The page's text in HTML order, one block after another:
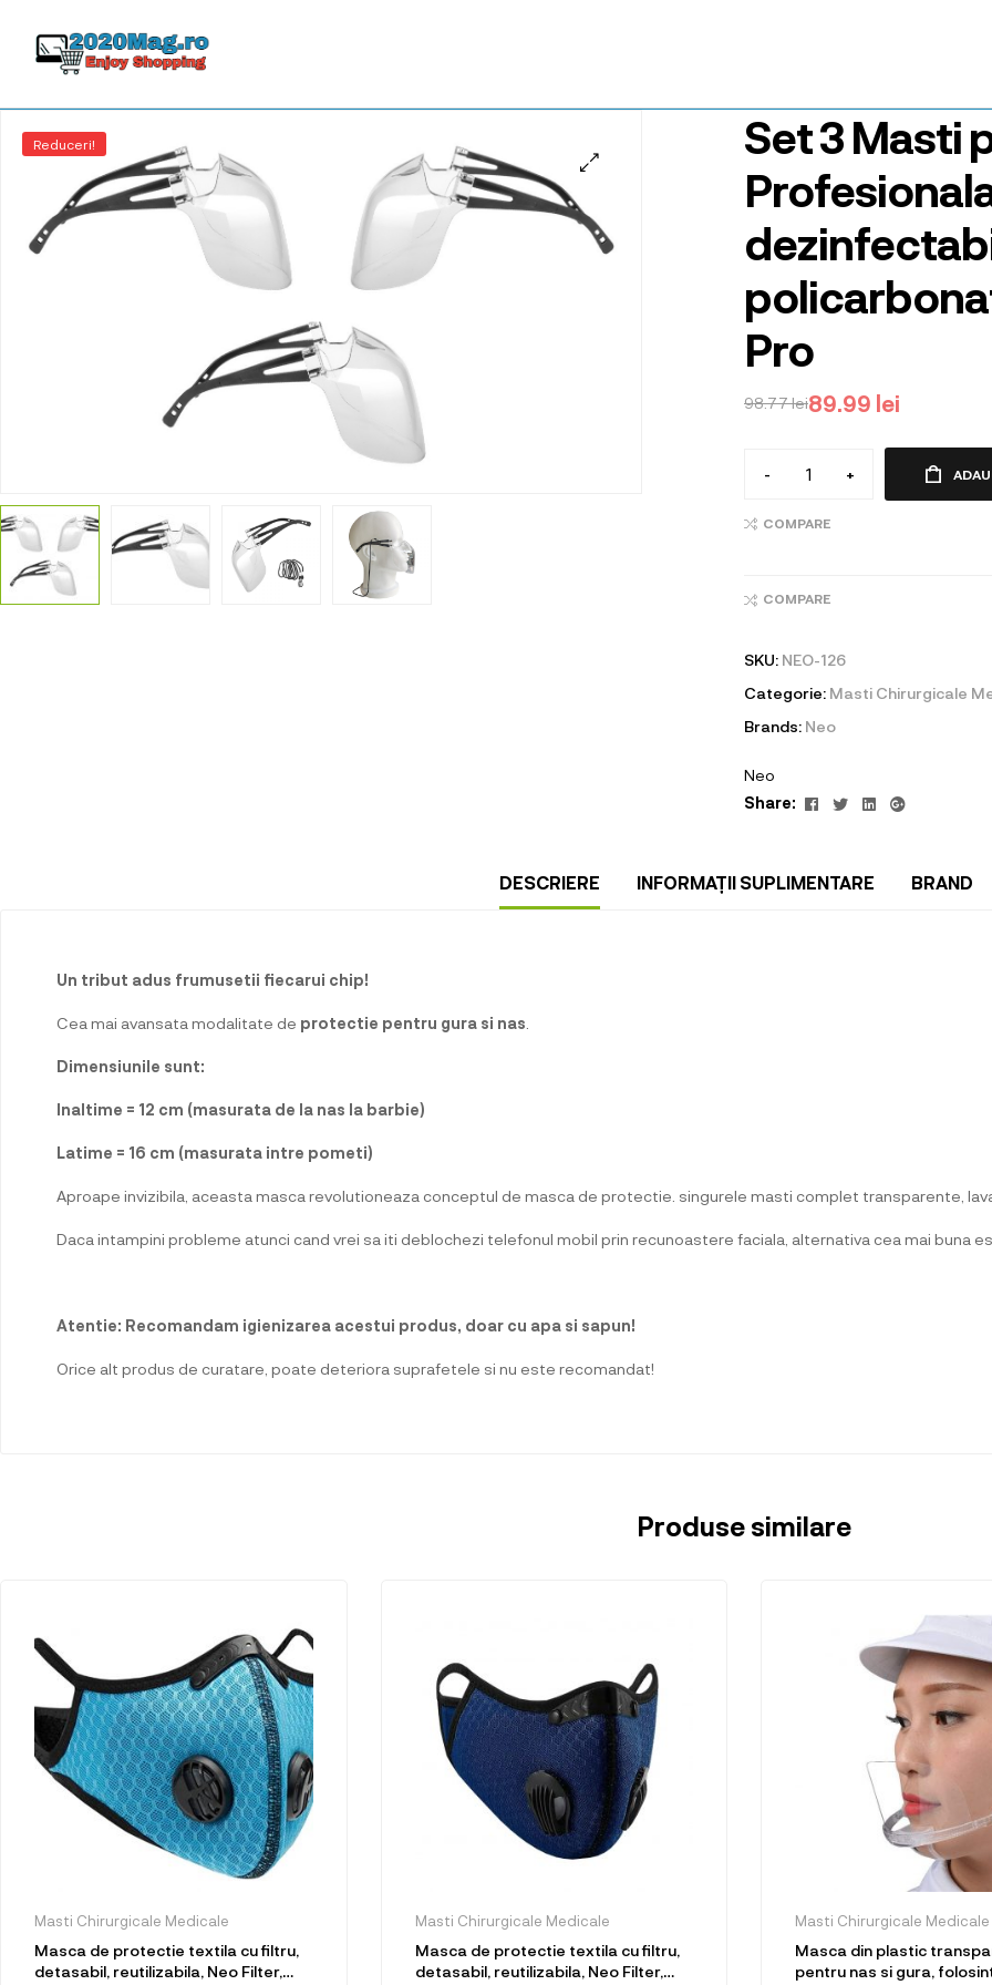
Reduceri!
Set 3 Masti
Pro
98.77lei89.99 lei
- +
COMPARE
COMPARE
SKU: NEO-126
Categorie: Masti Chirurgicale
Brands: Neo
Neo
Share:
Facebook
TwitterLinkedin
Google+
DESCRIERE INFORMAȚII SUPLIMENTARE BRAND
Un tribut adus frumusetii fiecarui chip!
Cea mai avansata modalitate de protectie pentru gura si nas
Dimensiunile sunt:
Inaltime = 12 cm (masurata de la nas la barbie)
Latime = 16 cm (masurata intre pometi)
Aproape invizibila, aceasta masca revolutioneaza conceptul de masca de protectie. singurele masti complet transparente,
Daca intampini probleme atunci cand vrei sa iti deblochezi telefonul mobil prin recunoastere faciala, alternativa cea mai buna
Atentie: Recomandam igienizarea acestui produs, doar cu apa si sapun!
Orice alt produs de curatare, poate deteriora suprafetele si nu este recomandat!
Produse similare
Masti Chirurgicale Medicale
Masca de protectie textila cu filtru,
detasabil, reutilizabila, Neo Filter,
Masti Chirurgicale Medicale
Masca de protectie textila cu filtru,
detasabil, reutilizabila, Neo Filter,
Masti Chirurgicale Medicale
Masca din plastic
pentru nas si gura,